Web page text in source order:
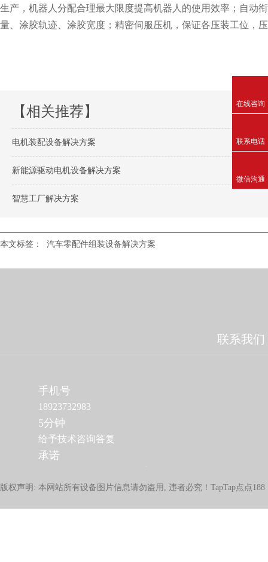
生产，机器人分配合理最大限度提高机器人的使用效率；自动
量、涂胶轨迹、涂胶宽度；精密伺服压机，保证各压装工位，
【相关推荐】
电机装配设备解决方案
新能源驱动电机设备解决方案
智慧工厂解决方案
本文标签： 汽车零配件组装设备解决方案
联系我们
手机号
18923732983
5分钟
给予技术咨询答复
承诺
版权声明: 本网站所有设备图片信息请勿盗用, 违者必究！TapTap点点
在线咨询
联系电话
微信沟通